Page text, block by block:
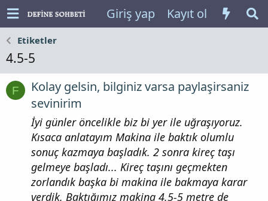
Giriş yap Kayıt ol
Etiketler
4.5-5
F
Kolay gelsin, bilginiz varsa paylaşirsaniz
sevinirim
İyi günler öncelikle biz bi yer ile uğraşıyoruz.
Kısaca anlatayım Makina ile baktık olumlu
sonuç kazmaya başladık. 2 sonra kireç taşı
gelmeye başladı... Kireç taşını geçmekten
zorlandık başka bi makina ile bakmaya karar
verdik. Baktığımız makina 4.5-5 metre de